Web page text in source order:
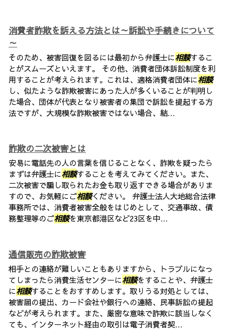
消費者詐欺を訴える方法とは～訴訟や手続きについて
～
そのため、被害回復を図るには最初から弁護士に相談するこ
とがスムーズといえます。 その他、消費者団体訴訟制度を利
用することが考えられます。これは、適格消費者団体に相談
し、似たような詐欺被害にあった人が多くいることが判明し
た場合、団体が代表となり被害者の集団で訴訟を提起する方
法ですが、大規模な詐欺被害ではない場合、結...
詐欺の二次被害とは
安易に電話先の人の言葉を信じることなく、詐欺を疑ったら
まずは弁護士に相談することを考えてみてください。また、
二次被害で騙し取られたお金も取り返すできる場合がありま
すので、お気軽にご相談ください。 弁護士法人大地総合法律
事務所では、消費者被害全般をはじめとして、交通事故、債
務整理等のご相談を東京都港区など23区を中...
通信販売の詐欺被害
相手との連絡が難しいこともありますから、トラブルになっ
てしまったら消費生活センターに相談をすることや、弁護士
に相談することをおすすめします。取りうる対処としては、
被害届の提出、カード会社や銀行への連絡、民事訴訟の提起
などが考えられます。また、厳密な意味で詐欺に該当しなく
ても、インターネット経由の取引は電子消費者契...